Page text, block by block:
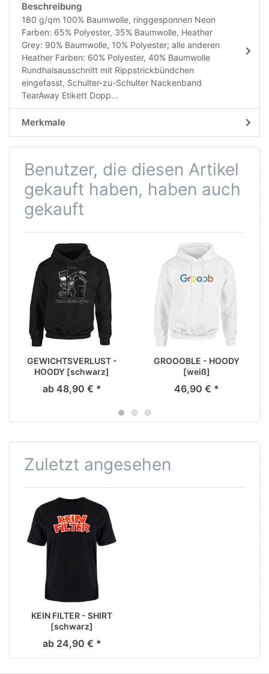
Beschreibung
180 g/qm 100% Baumwolle, ringgesponnen Neon
Farben: 65% Polyester, 35% Baumwolle, Heather
Grey: 90% Baumwolle, 10% Polyester; alle anderen
Heather Farben: 60% Polyester, 40% Baumwolle
Rundhalsausschnitt mit Rippstrickbündchen
eingefasst, Schulter-zu-Schulter Nackenband
TearAway Etikett Dopp...
Merkmale
Benutzer, die diesen Artikel
gekauft haben, haben auch
gekauft
GEWICHTSVERLUST -
HOODY [schwarz]
ab 48,90 € *
GROOOBLE - HOODY
[weiß]
46,90 € *
Zuletzt angesehen
KEIN FILTER - SHIRT
[schwarz]
ab 24,90 € *